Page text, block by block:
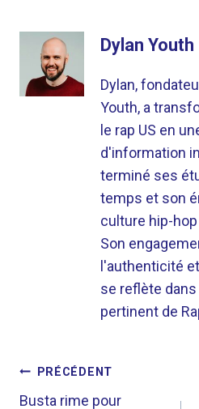
Dylan Youth
Dylan,
Youth, a
le rap US en
d'information
terminé ses
temps et son
culture hip-
Son
l'authenticité
se reflète
pertinent de
PRÉCÉDENT
Busta rime pour